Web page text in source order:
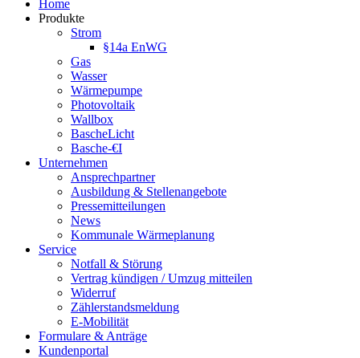
Home
Produkte
Strom
§14a EnWG
Gas
Wasser
Wärmepumpe
Photovoltaik
Wallbox
BascheLicht
Basche-€I
Unternehmen
Ansprechpartner
Ausbildung & Stellenangebote
Pressemitteilungen
News
Kommunale Wärmeplanung
Service
Notfall & Störung
Vertrag kündigen / Umzug mitteilen
Widerruf
Zählerstandsmeldung
E-Mobilität
Formulare & Anträge
Kundenportal